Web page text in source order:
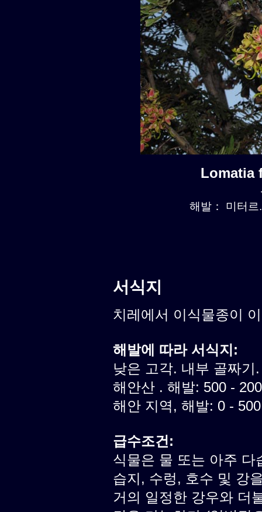
Lomatia
해발： 미터
서식지
치레에서 이식물종이
해발에 따라 서식지:
낮은 고각. 내부 골짜기.
해안산 . 해발: 500 -
해안 지역, 해발: 0 -
급수조건:
식물은 물 또는 아주 다
습지, 수렁, 호수 및 강
거의 일정한 강우와 더